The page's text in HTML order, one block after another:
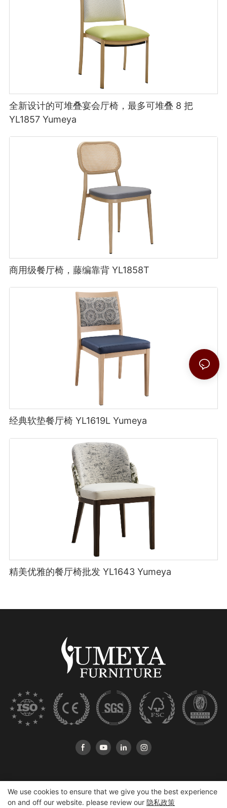
全新设计的可堆叠宴会厅椅，最多可堆叠 8 把
YL1857 Yumeya
商用级餐厅椅，藤编靠背 YL1858T
经典软垫餐厅椅 YL1619L Yumeya
精美优雅的餐厅椅批发 YL1643 Yumeya
版权所有©2025 Heshan Yumeya Furniture Co.，Ltd |
We use cookies to ensure that we give you the best experience
on and off our website. please review our 隐私政策